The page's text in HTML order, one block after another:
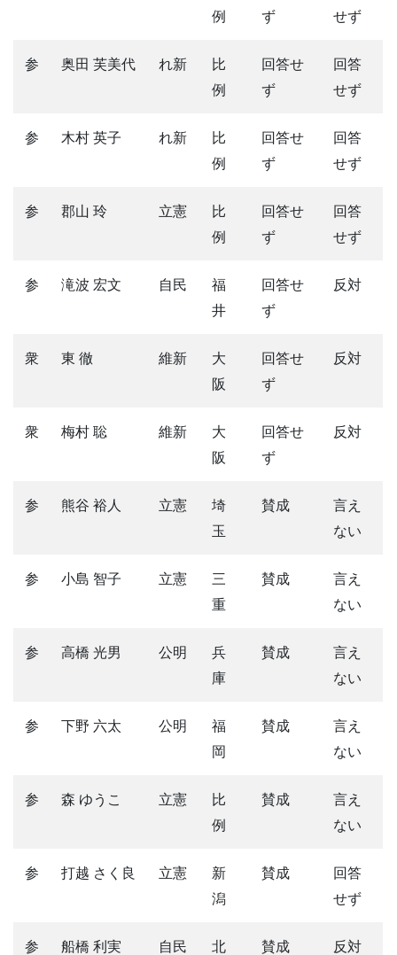
例
ず
せず
参 奥田 芙美代 れ新
比
例
回答せ
ず
回答
せず
参 木村 英子 れ新
比
例
回答せ
ず
回答
せず
参 郡山 玲 立憲
比
例
回答せ
ず
回答
せず
参 滝波 宏文 自民
福
井
回答せ
ず
反対
衆 東 徹 維新
大
阪
回答せ
ず
反対
衆 梅村 聡 維新
大
阪
回答せ
ず
反対
参 熊谷 裕人 立憲
埼
玉
賛成
言え
ない
参 小島 智子 立憲
三
重
賛成
言え
ない
参 高橋 光男 公明
兵
庫
賛成
言え
ない
参 下野 六太 公明
福
岡
賛成
言え
ない
参 森 ゆうこ 立憲
比
例
賛成
言え
ない
参 打越 さく良 立憲
新
潟
賛成
回答
せず
参 船橋 利実 自民 北 賛成 反対